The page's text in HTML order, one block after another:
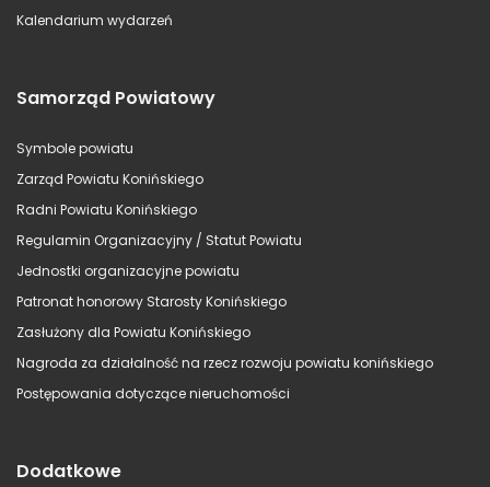
Kalendarium wydarzeń
Samorząd Powiatowy
Symbole powiatu
Zarząd Powiatu Konińskiego
Radni Powiatu Konińskiego
Regulamin Organizacyjny / Statut Powiatu
Jednostki organizacyjne powiatu
Patronat honorowy Starosty Konińskiego
Zasłużony dla Powiatu Konińskiego
Nagroda za działalność na rzecz rozwoju powiatu konińskiego
Postępowania dotyczące nieruchomości
Dodatkowe